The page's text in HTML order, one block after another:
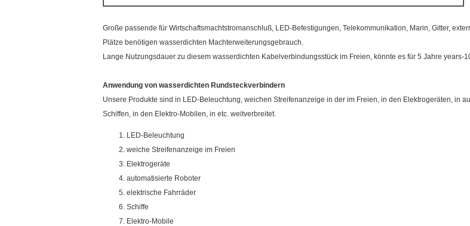
Große passende für Wirtschaftsmachtstromanschluß, LED-Befestigungen, Telekommunikation, Marin, Gitter,
Plätze benötigen wasserdichten Machterweiterungsgebrauch.
Lange Nutzungsdauer zu diesem wasserdichten Kabelverbindungsstück im Freien, könnte es für 5 Jahre years-
Anwendung von wasserdichten Rundsteckverbindern
Unsere Produkte sind in LED-Beleuchtung, weichen Streifenanzeige in der im Freien, in den Elektrogeräten, in
Schiffen, in den Elektro-Mobilen, in etc. weitverbreitet.
LED-Beleuchtung
weiche Streifenanzeige im Freien
Elektrogeräte
automatisierte Roboter
elektrische Fahrräder
Schiffe
Elektro-Mobile